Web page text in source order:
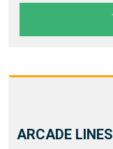
ARCADE LINES